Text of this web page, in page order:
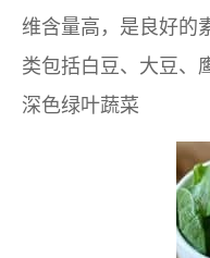
维含量高，是良好的
类包括白豆、大豆、
深色绿叶蔬菜